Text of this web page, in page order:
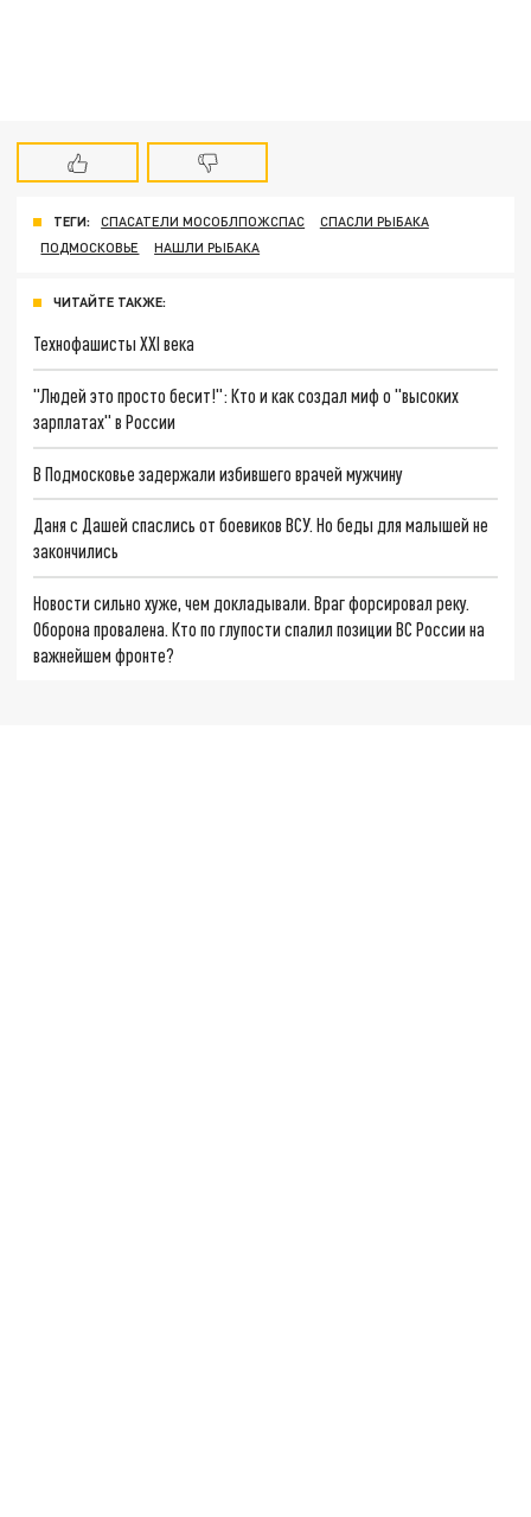
ТЕГИ: СПАСАТЕЛИ МОСОБЛПОЖСПАС
СПАСЛИ РЫБАКА
ПОДМОСКОВЬЕ
НАШЛИ РЫБАКА
ЧИТАЙТЕ ТАКЖЕ:
Технофашисты XXI века
"Людей это просто бесит!": Кто и как создал миф о "высоких
зарплатах" в России
В Подмосковье задержали избившего врачей мужчину
Даня с Дашей спаслись от боевиков ВСУ. Но беды для малышей не
закончились
Новости сильно хуже, чем докладывали. Враг форсировал реку.
Оборона провалена. Кто по глупости спалил позиции ВС России на
важнейшем фронте?